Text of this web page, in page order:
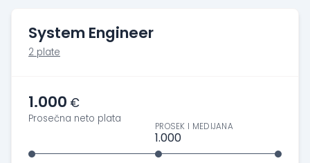
System Engineer
2 plate
1.000 €
Prosečna neto plata
PROSEK I MEDIJANA
1.000